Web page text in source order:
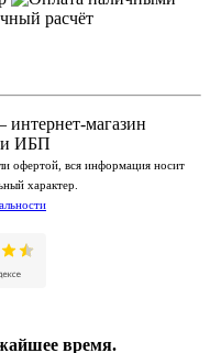
магазин
и ИБП
офертой, вся информация носит
характер.
время.